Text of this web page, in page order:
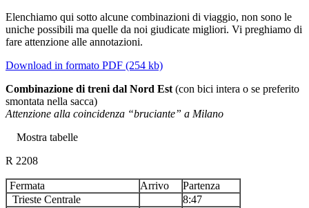
Elenchiamo qui sotto alcune combinazioni di viaggio, non sono le
uniche possibili ma quelle da noi giudicate migliori. Vi preghiamo di
fare attenzione alle annotazioni.
Download in formato PDF (254 kb)
Combinazione di treni dal Nord Est (con bici intera o se preferito
smontata nella sacca)
Attenzione alla coincidenza “bruciante” a Milano
Mostra tabelle
R 2208
Fermata Arrivo
Partenza
Trieste Centrale
8:47